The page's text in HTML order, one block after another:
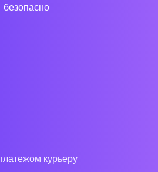
безопасно
курьеру